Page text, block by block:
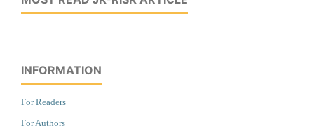
INFORMATION
For Readers
For Authors